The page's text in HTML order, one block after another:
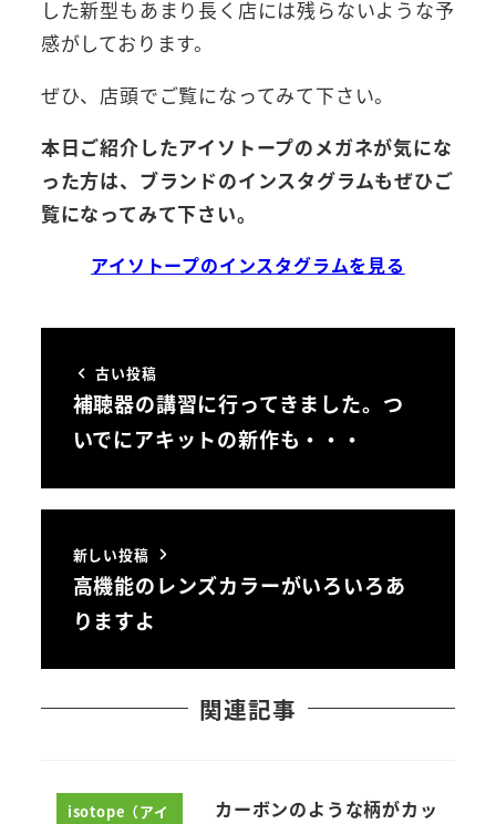
した新型もあまり長く店には残らないような予
感がしております。
ぜひ、店頭でご覧になってみて下さい。
本日ご紹介したアイソトープのメガネが気にな
った方は、ブランドのインスタグラムもぜひご
覧になってみて下さい。
アイソトープのインスタグラムを見る
古い投稿
補聴器の講習に行ってきました。つ
いでにアキットの新作も・・・
新しい投稿
高機能のレンズカラーがいろいろあ
りますよ
関連記事
isotope（アイ
カーボンのような柄がカッ